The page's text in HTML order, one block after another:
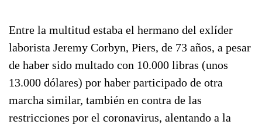
Entre la multitud estaba el hermano del exlíder
laborista Jeremy Corbyn, Piers, de 73 años, a pesar
de haber sido multado con 10.000 libras (unos
13.000 dólares) por haber participado de otra
marcha similar, también en contra de las
restricciones por el coronavirus, alentando a la